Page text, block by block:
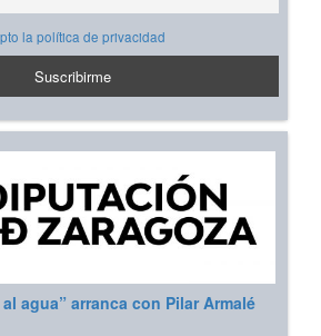
la política de privacidad
agua” arranca con Pilar Armalé